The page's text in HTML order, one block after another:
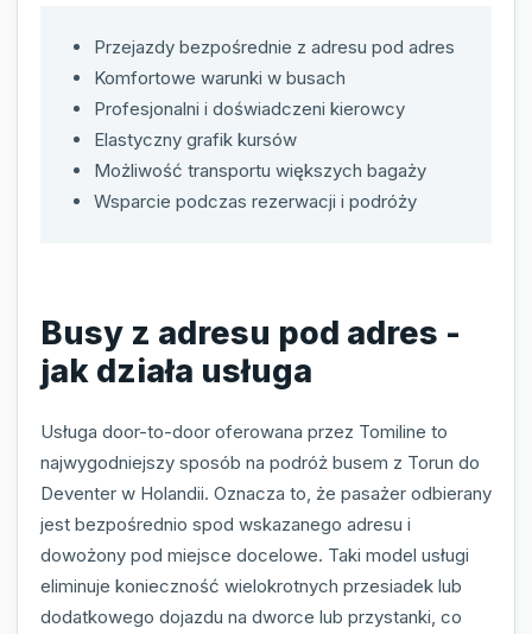
Przejazdy bezpośrednie z adresu pod adres
Komfortowe warunki w busach
Profesjonalni i doświadczeni kierowcy
Elastyczny grafik kursów
Możliwość transportu większych bagaży
Wsparcie podczas rezerwacji i podróży
Busy z adresu pod adres -
jak działa usługa
Usługa door-to-door oferowana przez Tomiline to
najwygodniejszy sposób na podróż busem z Torun do
Deventer w Holandii. Oznacza to, że pasażer odbierany
jest bezpośrednio spod wskazanego adresu i
dowożony pod miejsce docelowe. Taki model usługi
eliminuje konieczność wielokrotnych przesiadek lub
dodatkowego dojazdu na dworce lub przystanki, co